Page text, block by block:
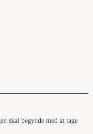
skal begynde med at tage